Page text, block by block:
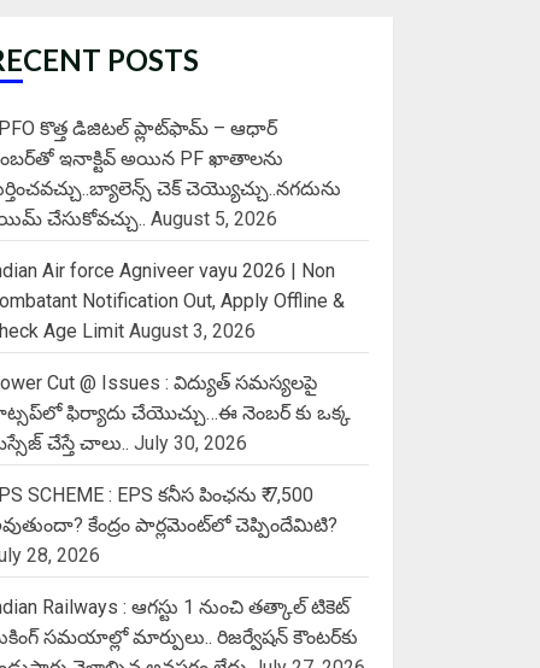
POSTS
కొత్త డిజిటల్ ప్లాట్‌ఫామ్‌ – ఆధార్
ఇనాక్టివ్ అయిన PF ఖాతాలను
చెక్ చెయ్యొచ్చు..నగదును
చేసుకోవచ్చు.. August 5, 2026
Air force Agniveer vayu 2026 | Non
Notification Out, Apply Offline &
Age Limit August 3, 2026
Cut @ Issues : విద్యుత్ సమస్యలపై
ఫిర్యాదు చేయొచ్చు…ఈ నెంబర్ కు ఒక్క
చేస్తే చాలు.. July 30, 2026
SCHEME : EPS కనీస పింఛను ₹ 7,500
కేంద్రం పార్లమెంట్‌లో చెప్పిందేమిటి?
28, 2026
Railways : ఆగస్టు 1 నుంచి తత్కాల్‌ టికెట్‌
సమయాల్లో మార్పులు.. రిజర్వేషన్ కౌంటర్‌కు